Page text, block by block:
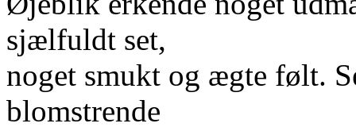
sjælfuldt set,
noget smukt og ægte følt.
blomstrende